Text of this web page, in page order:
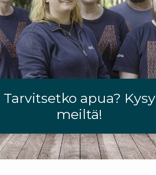
Tarvitsetko apua? Kysy
meiltä!